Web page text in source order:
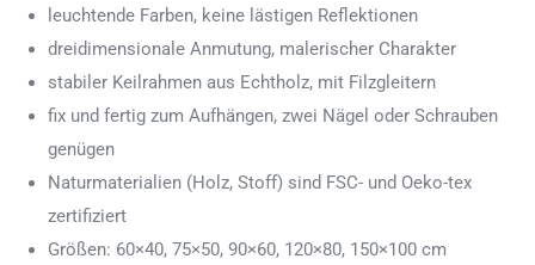
leuchtende Farben, keine lästigen Reflektionen
dreidimensionale Anmutung, malerischer Charakter
stabiler Keilrahmen aus Echtholz, mit Filzgleitern
fix und fertig zum Aufhängen, zwei Nägel oder Schrauben
genügen
Naturmaterialien (Holz, Stoff) sind FSC- und Oeko-tex
zertifiziert
Größen: 60×40, 75×50, 90×60, 120×80, 150×100 cm